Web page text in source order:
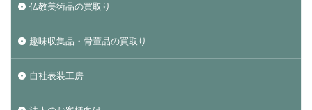
仏教美術品の買取り
趣味収集品・骨董品の買取り
自社表装工房